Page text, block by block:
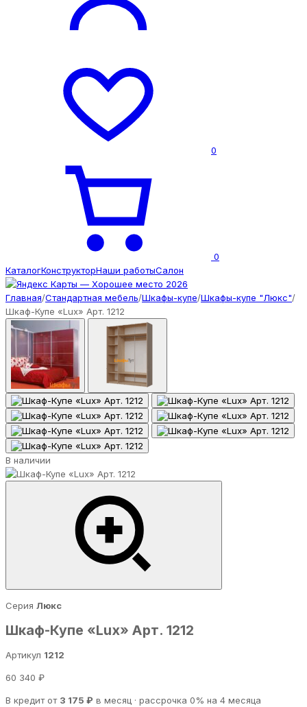
0
0
КаталогКонструкторНаши работыСалон
Главная/Стандартная мебель/Шкафы-купе/Шкафы-купе "Люкс"/
Шкаф-Купе «Lux» Арт. 1212
В наличии
Серия Люкс
Шкаф-Купе «Lux» Арт. 1212
Артикул 1212
60 340 ₽
В кредит от 3 175 ₽ в месяц · рассрочка 0% на 4 месяца